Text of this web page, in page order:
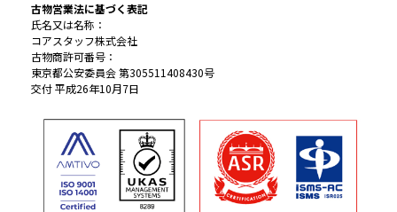
古物営業法に基づく表記
氏名又は名称：
コアスタッフ株式会社
古物商許可番号：
東京都公安委員会 第305511408430号
交付 平成26年10月7日